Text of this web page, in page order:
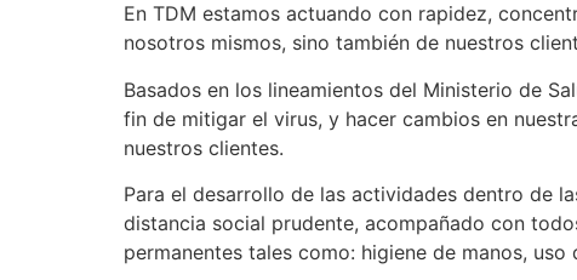
En TDM estamos actuando con rapidez,
nosotros mismos, sino también de nuestros
Basados en los lineamientos del Ministerio de
fin de mitigar el virus, y hacer cambios en
nuestros clientes.
Para el desarrollo de las actividades dentro de
distancia social prudente, acompañado con
permanentes tales como: higiene de manos,